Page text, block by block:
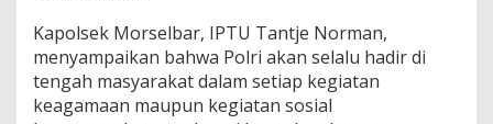
Kapolsek Morselbar, IPTU Tantje Norman,
menyampaikan bahwa Polri akan selalu hadir di
tengah masyarakat dalam setiap kegiatan
keagamaan maupun kegiatan sosial